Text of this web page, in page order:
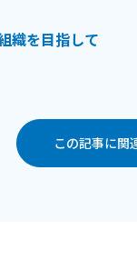
織を目指して
この記事に関